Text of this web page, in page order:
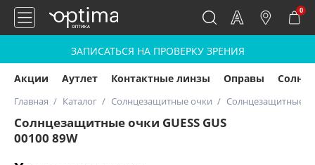
0
ЗАПИСАТЬСЯ НА ПРОВЕРКУ ЗРЕНИЯ
Акции Аутлет Контактные линзы Оправы
Главная Каталог Солнцезащитные очки Солнцезащитные
Солнцезащитные очки GUESS GUS
00100 89W